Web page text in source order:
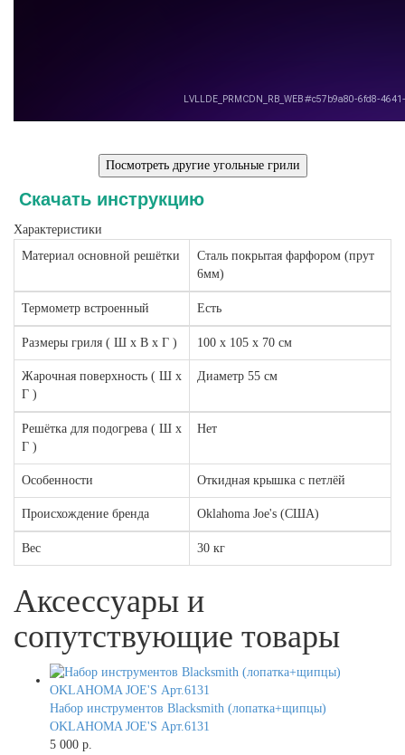
Скачать инструкцию
Характеристики
Материал основной решётки
Сталь покрытая фарфором (прут
6мм)
Термометр встроенный Есть
Размеры гриля ( Ш х В х Г ) 100 х 105 х 70 см
Жарочная поверхность ( Ш х
Г )
Диаметр 55 см
Решётка для подогрева ( Ш х
Г )
Нет
Особенности Откидная крышка с петлёй
Происхождение бренда Oklahoma Joe's (США)
Вес 30 кг
Аксессуары и
сопутствующие товары
Набор инструментов Blacksmith (лопатка+щипцы)
OKLAHOMA JOE'S Арт.6131
5 000 р.